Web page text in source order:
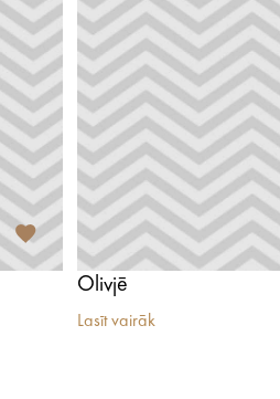
Olivjē
Lasīt vairāk